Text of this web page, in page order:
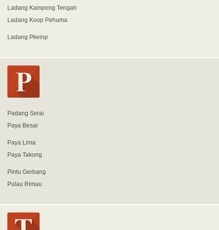
Ladang Kampong Tengah
Ladang Koop Pehuma
Ladang Pkeinp
Padang Serai
Paya Besar
Paya Lima
Paya Takong
Pintu Gerbang
Pulau Rimau